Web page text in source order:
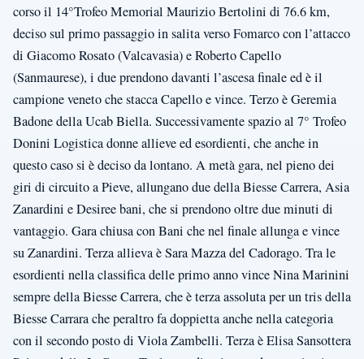
corso il 14°Trofeo Memorial Maurizio Bertolini di 76.6 km,
deciso sul primo passaggio in salita verso Fomarco con l’attacco
di Giacomo Rosato (Valcavasia) e Roberto Capello
(Sanmaurese), i due prendono davanti l’ascesa finale ed è il
campione veneto che stacca Capello e vince. Terzo è Geremia
Badone della Ucab Biella. Successivamente spazio al 7° Trofeo
Donini Logistica donne allieve ed esordienti, che anche in
questo caso si è deciso da lontano. A metà gara, nel pieno dei
giri di circuito a Pieve, allungano due della Biesse Carrera, Asia
Zanardini e Desiree bani, che si prendono oltre due minuti di
vantaggio. Gara chiusa con Bani che nel finale allunga e vince
su Zanardini. Terza allieva è Sara Mazza del Cadorago. Tra le
esordienti nella classifica delle primo anno vince Nina Marinini
sempre della Biesse Carrera, che è terza assoluta per un tris della
Biesse Carrara che peraltro fa doppietta anche nella categoria
con il secondo posto di Viola Zambelli. Terza è Elisa Sansottera